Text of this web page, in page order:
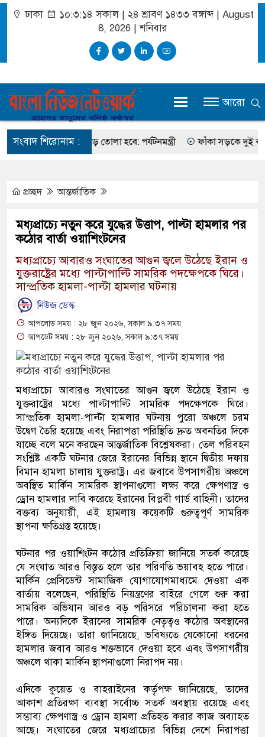
ঢাকা ১০:৩:১৫ সকাল| ২৪ শ্রাবণ ১৪৩৩ বঙ্গাব্দ | August
8, 2026 |শনিবার
আরো
সংবাদ শিরোনাম :
পর্যটন ব্যবস্থা গড়ে তোলা হবে: পর্যটনমন্ত্রী ফাঁকা সড়কে দুই বাসই
প্রচ্ছদ আন্তর্জাতিক
মধ্যপ্রাচ্যে নতুন করে যুদ্ধের উত্তাপ, পাল্টা হামলার পর
কঠোর বার্তা ওয়াশিংটনের
মধ্যপ্রাচ্যে আবারও সংঘাতের আগুন জ্বলে উঠেছে ইরান ও
যুক্তরাষ্ট্রের মধ্যে পাল্টাপাল্টি সামরিক পদক্ষেপকে ঘিরে।
সাম্প্রতিক হামলা-পাল্টা হামলার ঘটনায়
নিউজ ডেস্ক
আপলোড সময় : ২৮ জুন ২০২৬, সকাল ৯:৩৭ সময়
আপডেট সময় : ২৮ জুন ২০২৬, সকাল ৯:৩৭ সময়
মধ্যপ্রাচ্যে আবারও সংঘাতের আগুন জ্বলে উঠেছে ইরান ও
যুক্তরাষ্ট্রের মধ্যে পাল্টাপাল্টি সামরিক পদক্ষেপকে ঘিরে।
সাম্প্রতিক হামলা-পাল্টা হামলার ঘটনায় পুরো অঞ্চলে চরম
উদ্বেগ তৈরি হয়েছে এবং নিরাপত্তা পরিস্থিতি দ্রুত অবনতির দিকে
যাচ্ছে বলে মনে করছেন আন্তর্জাতিক বিশ্লেষকরা। তেল পরিবহন
সংশ্লিষ্ট একটি ঘটনার জেরে ইরানের বিভিন্ন স্থানে দ্বিতীয় দফায়
বিমান হামলা চালায় যুক্তরাষ্ট্র। এর জবাবে উপসাগরীয় অঞ্চলে
অবস্থিত মার্কিন সামরিক স্থাপনাগুলো লক্ষ্য করে ক্ষেপণাস্ত্র ও
ড্রোন হামলার দাবি করেছে ইরানের বিপ্লবী গার্ড বাহিনী। তাদের
বক্তব্য অনুযায়ী, এই হামলায় কয়েকটি গুরুত্বপূর্ণ সামরিক
স্থাপনা ক্ষতিগ্রস্ত হয়েছে।
ঘটনার পর ওয়াশিংটন কঠোর প্রতিক্রিয়া জানিয়ে সতর্ক করেছে
যে সংঘাত আরও বিস্তৃত হলে তার পরিণতি ভয়াবহ হতে পারে।
মার্কিন প্রেসিডেন্ট সামাজিক যোগাযোগমাধ্যমে দেওয়া এক
বার্তায় বলেছেন, পরিস্থিতি নিয়ন্ত্রণের বাইরে গেলে শুরু করা
সামরিক অভিযান আরও বড় পরিসরে পরিচালনা করা হতে
পারে। অন্যদিকে ইরানের সামরিক নেতৃত্বও কঠোর অবস্থানের
ইঙ্গিত দিয়েছে। তারা জানিয়েছে, ভবিষ্যতে যেকোনো ধরনের
হামলার জবাব আরও শক্তভাবে দেওয়া হবে এবং উপসাগরীয়
অঞ্চলে থাকা মার্কিন স্থাপনাগুলো নিরাপদ নয়।
এদিকে কুয়েত ও বাহরাইনের কর্তৃপক্ষ জানিয়েছে, তাদের
আকাশ প্রতিরক্ষা ব্যবস্থা সর্বোচ্চ সতর্ক অবস্থায় রয়েছে এবং
সম্ভাব্য ক্ষেপণাস্ত্র ও ড্রোন হামলা প্রতিহত করার কাজ অব্যাহত
আছে। সংঘাতের জেরে মধ্যপ্রাচ্যের বিভিন্ন দেশে নিরাপত্তা